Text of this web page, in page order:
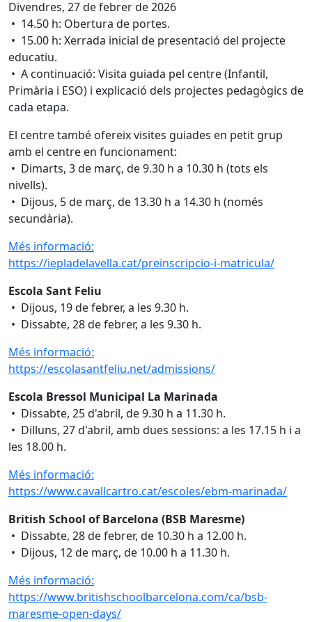
Divendres, 27 de febrer de 2026
• 14.50 h: Obertura de portes.
• 15.00 h: Xerrada inicial de presentació del projecte
educatiu.
• A continuació: Visita guiada pel centre (Infantil,
Primària i ESO) i explicació dels projectes pedagògics de
cada etapa.
El centre també ofereix visites guiades en petit grup
amb el centre en funcionament:
• Dimarts, 3 de març, de 9.30 h a 10.30 h (tots els
nivells).
• Dijous, 5 de març, de 13.30 h a 14.30 h (només
secundària).
Més informació:
https://iepladelavella.cat/preinscripcio-i-matricula/
Escola Sant Feliu
• Dijous, 19 de febrer, a les 9.30 h.
• Dissabte, 28 de febrer, a les 9.30 h.
Més informació:
https://escolasantfeliu.net/admissions/
Escola Bressol Municipal La Marinada
• Dissabte, 25 d'abril, de 9.30 h a 11.30 h.
• Dilluns, 27 d'abril, amb dues sessions: a les 17.15 h i a
les 18.00 h.
Més informació:
https://www.cavallcartro.cat/escoles/ebm-marinada/
British School of Barcelona (BSB Maresme)
• Dissabte, 28 de febrer, de 10.30 h a 12.00 h.
• Dijous, 12 de març, de 10.00 h a 11.30 h.
Més informació:
https://www.britishschoolbarcelona.com/ca/bsb-
maresme-open-days/